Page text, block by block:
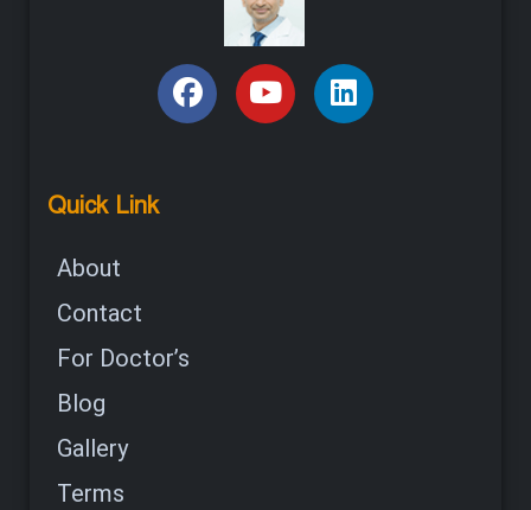
Quick Link
About
Contact
For Doctor’s
Blog
Gallery
Terms